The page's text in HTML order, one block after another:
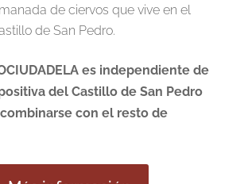
de ciervos que vive en el
de San Pedro.
es independiente de
del Castillo de San Pedro
con el resto de